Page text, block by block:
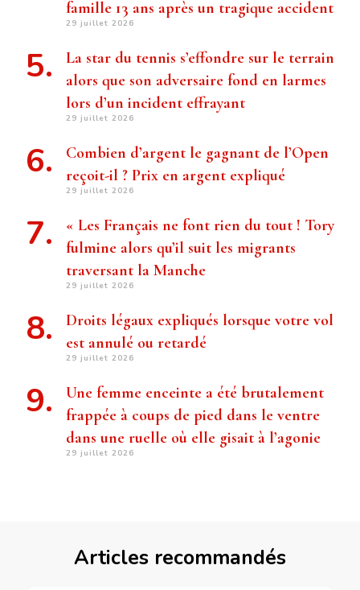
famille 13 ans après un tragique accident
29 juillet 2026
La star du tennis s’effondre sur le terrain
alors que son adversaire fond en larmes
lors d’un incident effrayant
29 juillet 2026
Combien d’argent le gagnant de l’Open
reçoit-il ? Prix ​​en argent expliqué
29 juillet 2026
« Les Français ne font rien du tout ! Tory
fulmine alors qu’il suit les migrants
traversant la Manche
29 juillet 2026
Droits légaux expliqués lorsque votre vol
est annulé ou retardé
29 juillet 2026
Une femme enceinte a été brutalement
frappée à coups de pied dans le ventre
dans une ruelle où elle gisait à l’agonie
29 juillet 2026
Articles recommandés